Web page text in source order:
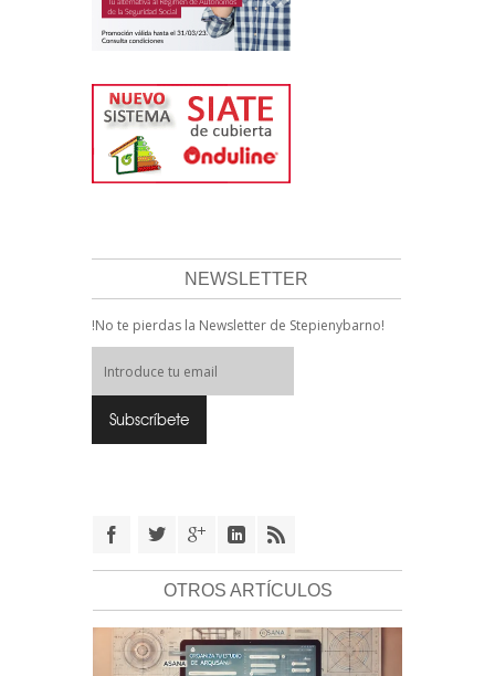
NEWSLETTER
!No te pierdas la Newsletter de Stepienybarno!
OTROS ARTÍCULOS